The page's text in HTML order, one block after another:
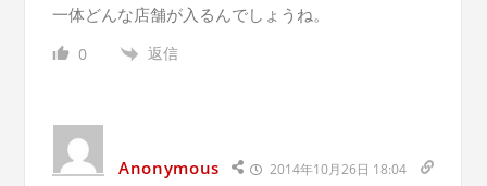
一体どんな店舗が入るんでしょうね。
0 返信
Anonymous 2014年10月26日 18:04